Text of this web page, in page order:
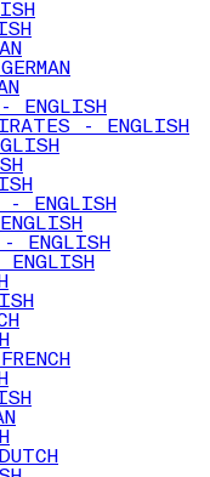
ENGLISH
- ENGLISH
- ENGLISH
ENGLISH